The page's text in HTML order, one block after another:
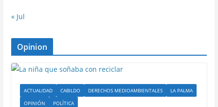
« Jul
Opinion
ACTUALIDAD CABILDO DERECHOS MEDIOAMBIENTALES
LA PALMA
OPINIÓN
POLÍTICA